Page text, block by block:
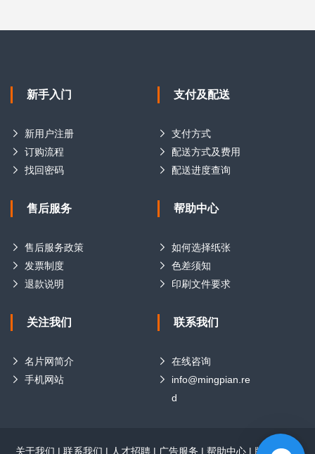
新手入门
新用户注册
订购流程
找回密码
支付及配送
支付方式
配送方式及费用
配送进度查询
售后服务
售后服务政策
发票制度
退款说明
帮助中心
如何选择纸张
色差须知
印刷文件要求
关注我们
名片网简介
手机网站
联系我们
在线咨询
info@mingpian.re
d
关于我们 | 联系我们 | 人才招聘 | 广告服务 | 帮助中心 | 版权声明